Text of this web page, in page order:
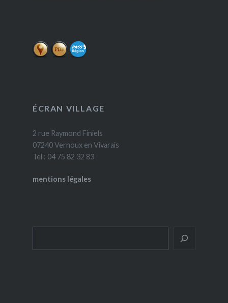
ÉCRAN VILLAGE
2 rue Raymond Finiels
07240 Vernoux en Vivarais
Tel : 04 75 82 32 83
mentions légales